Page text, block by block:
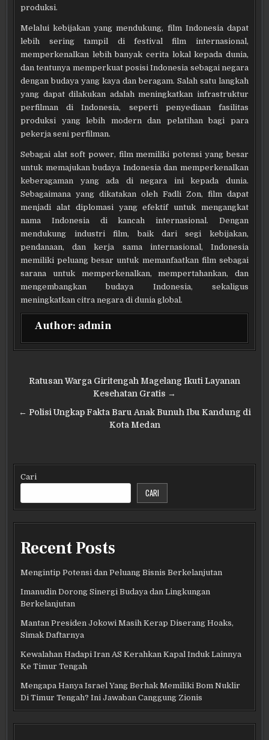
produksi.
Melalui kebijakan yang mendukung, film Indonesia dapat
lebih sering tampil di festival film internasional,
memperkenalkan lebih banyak cerita lokal kepada dunia,
dan tentunya memperkuat posisi Indonesia sebagai negara
dengan budaya yang kaya dan beragam. Salah satu langkah
yang dapat dilakukan adalah meningkatkan infrastruktur
perfilman di Indonesia, seperti penyediaan fasilitas
produksi yang lebih modern dan pelatihan bagi para
pekerja seni perfilman.
Sebagai alat soft power, film memiliki potensi yang besar
untuk memajukan budaya Indonesia dan memperkenalkan
keberagaman yang ada di negara ini kepada dunia.
Sebagaimana yang dikatakan oleh Fadli Zon, film dapat
menjadi alat diplomasi yang efektif untuk mengangkat
nama Indonesia di kancah internasional. Dengan
mendukung industri film, baik dari segi kebijakan,
pendanaan, dan kerja sama internasional, Indonesia
memiliki peluang besar untuk memanfaatkan film sebagai
sarana untuk memperkenalkan, mempertahankan, dan
mengembangkan budaya Indonesia, sekaligus
meningkatkan citra negara di dunia global.
Author: admin
Navigasi
Ratusan Warga Giritengah Magelang Ikuti Layanan
Kesehatan Gratis →
← Polisi Ungkap Fakta Baru Anak Bunuh Ibu Kandung di
Kota Medan
Cari
CARI
Recent Posts
Mengintip Potensi dan Peluang Bisnis Berkelanjutan
Imanudin Dorong Sinergi Budaya dan Lingkungan
Berkelanjutan
Mantan Presiden Jokowi Masih Kerap Diserang Hoaks,
Simak Daftarnya
Kewalahan Hadapi Iran AS Kerahkan Kapal Induk Lainnya
Ke Timur Tengah
Mengapa Hanya Israel Yang Berhak Memiliki Bom Nuklir
Di Timur Tengah? Ini Jawaban Canggung Zionis